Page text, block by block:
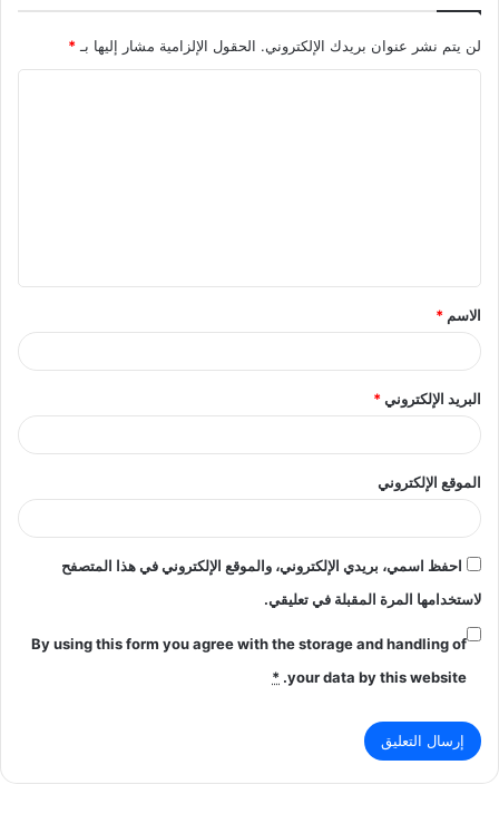
لن يتم نشر عنوان بريدك الإلكتروني. الحقول الإلزامية مشار إليها بـ*
ق
*
الاسم *
البريد الإلكتروني*
الموقع الإلكتروني
احفظ اسمي، بريدي الإلكتروني، والموقع الإلكتروني في هذا المتصفح
لاستخدامها المرة المقبلة في تعليقي.
By using this form you agree with the storage and handling of
your data by this website.
*